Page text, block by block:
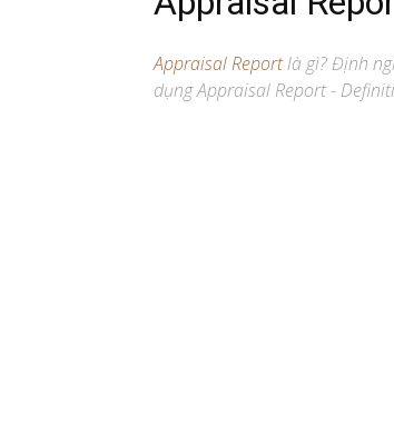
Appraisal Reportlà gì? Định
dụng Appraisal Report -